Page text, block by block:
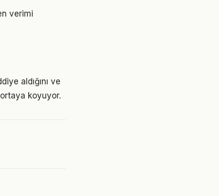
verimi
aldığını ve
ortaya koyuyor.